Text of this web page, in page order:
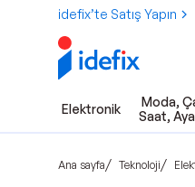
idefix’te Satış Yapın
Elektronik
Moda,
Saat,
Ana sayfa/ Teknoloji/